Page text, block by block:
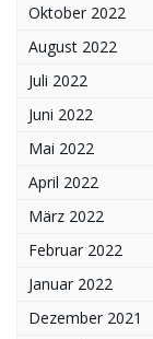
Oktober 2022
August 2022
Juli 2022
Juni 2022
Mai 2022
April 2022
März 2022
Februar 2022
Januar 2022
Dezember 2021